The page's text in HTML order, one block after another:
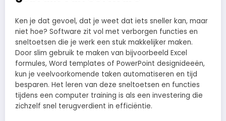
Ken je dat gevoel, dat je weet dat iets sneller kan, maar
niet hoe? Software zit vol met verborgen functies en
sneltoetsen die je werk een stuk makkelijker maken.
Door slim gebruik te maken van bijvoorbeeld Excel
formules, Word templates of PowerPoint designideeën,
kun je veelvoorkomende taken automatiseren en tijd
besparen. Het leren van deze sneltoetsen en functies
tijdens een computer training is als een investering die
zichzelf snel terugverdient in efficiëntie.